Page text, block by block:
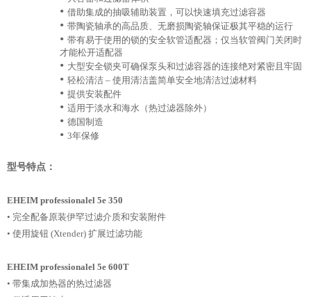
• 借助集成的抽吸辅助装置，可以快速填充过滤容器
• 带陶瓷轴承的高品质、无磨损陶瓷轴保证极其平稳的运行
• 带有易于使用的锁的安全软管适配器；仅当软管阀门关闭时
才能松开适配器
• 大型安全锁夹可确保泵头和过滤容器的连接绝对紧密且牢固
• 轻松清洁 – 使用清洁盖简单安全地清洁过滤材料
• 提供安装配件
• 适用于淡水和海水（热过滤器除外）
• 德国制造
• 3年保修
型号特点：
EHEIM professionalel 5e 350
• 完全配备原装伊罕过滤介质和安装附件
• 使用旋钮 (Xtender) 扩展过滤功能
EHEIM professionalel 5e 600T
• 带集成加热器的热过滤器